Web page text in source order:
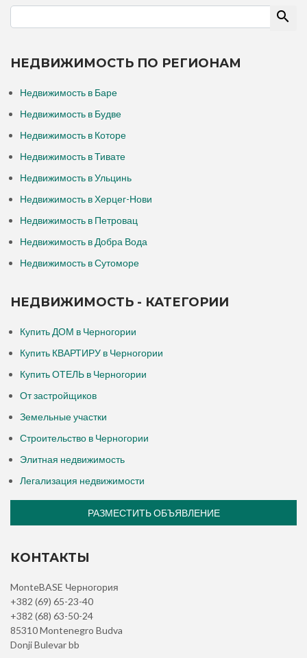
НЕДВИЖИМОСТЬ ПО РЕГИОНАМ
Недвижимость в Баре
Недвижимость в Будве
Недвижимость в Которе
Недвижимость в Тивате
Недвижимость в Ульцинь
Недвижимость в Херцег-Нови
Недвижимость в Петровац
Недвижимость в Добра Вода
Недвижимость в Сутоморе
НЕДВИЖИМОСТЬ - КАТЕГОРИИ
Купить ДОМ в Черногории
Купить КВАРТИРУ в Черногории
Купить ОТЕЛЬ в Черногории
От застройщиков
Земельные участки
Строительство в Черногории
Элитная недвижимость
Легализация недвижимости
РАЗМЕСТИТЬ ОБЪЯВЛЕНИЕ
КОНТАКТЫ
MonteBASE Черногория
+382 (69) 65-23-40
+382 (68) 63-50-24
85310 Montenegro Budva
Donji Bulevar bb